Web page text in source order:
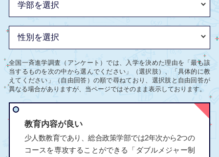
全国一斉進学調査（アンケート）では、入学を決めた理由を「最も該
当するものを次の中から選んでください」（選択肢）、「具体的に教
えてください」（自由回答）の順で尋ねており、選択肢と自由回答が
異なる場合がありますが、当ページではそのまま表示しております。
教育内容が良い
少人数教育であり、総合政策学部では2年次から2つの
コースを専攻することができる「ダブルメジャー制